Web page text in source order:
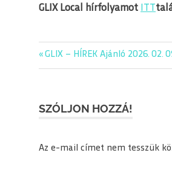
GLIX Local hírfolyamot
Bejegyzés
Previous
Post:
GLIX – HÍREK Ajánló 2026. 02.
SZÓLJON HOZZÁ!
Az e-mail címet nem tesszük